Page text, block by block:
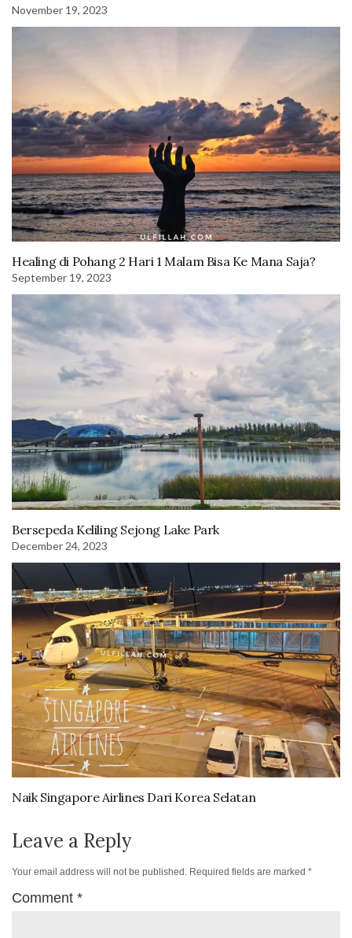
November 19, 2023
Healing di Pohang 2 Hari 1 Malam Bisa Ke Mana Saja?
September 19, 2023
Bersepeda Keliling Sejong Lake Park
December 24, 2023
Naik Singapore Airlines Dari Korea Selatan
Leave a Reply
Your email address will not be published. Required fields are marked *
Comment *